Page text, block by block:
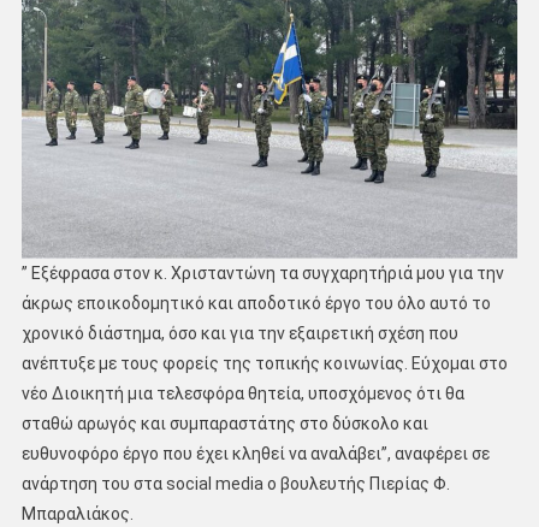
” Εξέφρασα στον κ. Χρισταντώνη τα συγχαρητήριά μου για την
άκρως εποικοδομητικό και αποδοτικό έργο του όλο αυτό το
χρονικό διάστημα, όσο και για την εξαιρετική σχέση που
ανέπτυξε με τους φορείς της τοπικής κοινωνίας. Εύχομαι στο
νέο Διοικητή μια τελεσφόρα θητεία, υποσχόμενος ότι θα
σταθώ αρωγός και συμπαραστάτης στο δύσκολο και
ευθυνοφόρο έργο που έχει κληθεί να αναλάβει”, αναφέρει σε
ανάρτηση του στα social media ο βουλευτής Πιερίας Φ.
Μπαραλιάκος.